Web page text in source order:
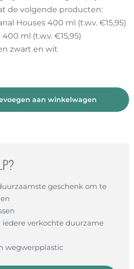
is:
€ 24,95.
de volgende producten:
Houses 400 ml (t.w.v. €15,95)
ml (t.w.v. €15,95)
zwart en wit
aan winkelwagen
geschenk om te
verkochte duurzame
wegwerpplastic